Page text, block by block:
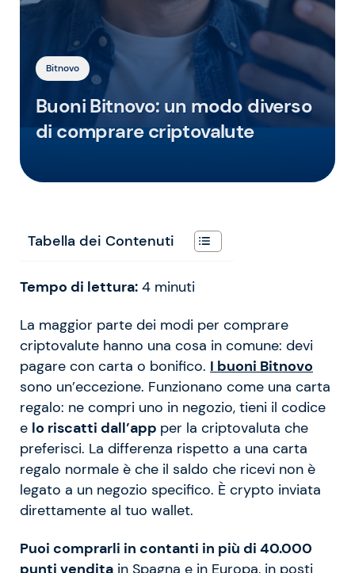
Bitnovo
Buoni Bitnovo: un modo diverso
di comprare criptovalute
Tabella dei Contenuti
Tempo di lettura: 4 minuti
La maggior parte dei modi per comprare
criptovalute hanno una cosa in comune: devi
pagare con carta o bonifico. I buoni Bitnovo
sono un’eccezione. Funzionano come una carta
regalo: ne compri uno in negozio, tieni il codice
e lo riscatti dall’app per la criptovaluta che
preferisci. La differenza rispetto a una carta
regalo normale è che il saldo che ricevi non è
legato a un negozio specifico. È crypto inviata
direttamente al tuo wallet.
Puoi comprarli in contanti in più di 40.000
punti vendita in Spagna e in Europa, in posti